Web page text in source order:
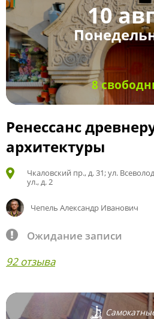
10
8
Ренессанс
архитектуры
Чкаловский пр., д. 31; ул.
ул., д. 2
Чепель Александр Иванович
Ожидание записи
92 отзыва